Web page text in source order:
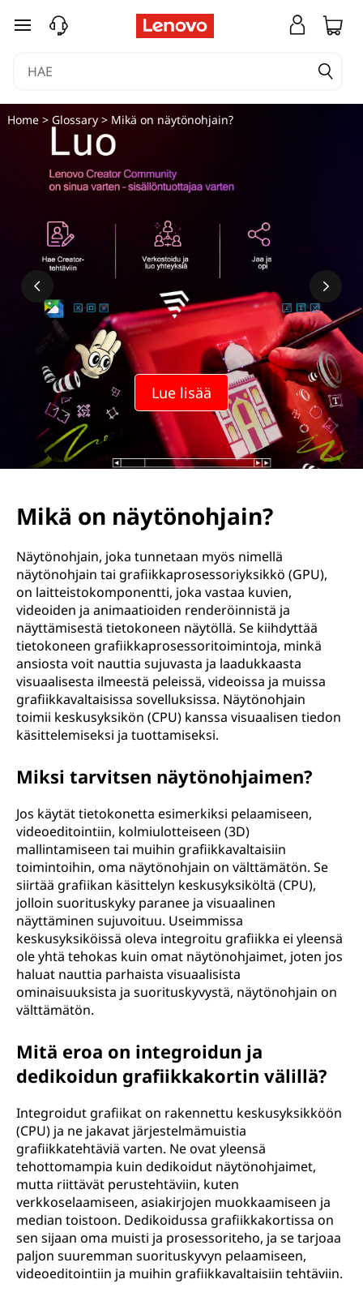
siirry pääsisältöön
Lue lisää
Home> Glossary> Mikä on näytönohjain?
Mikä on näytönohjain?
Näytönohjain, joka tunnetaan myös nimellä
näytönohjain tai grafiikkaprosessoriyksikkö (GPU),
on laitteistokomponentti, joka vastaa kuvien,
videoiden ja animaatioiden renderöinnistä ja
näyttämisestä tietokoneen näytöllä. Se kiihdyttää
tietokoneen grafiikkaprosessoritoimintoja, minkä
ansiosta voit nauttia sujuvasta ja laadukkaasta
visuaalisesta ilmeestä peleissä, videoissa ja muissa
grafiikkavaltaisissa sovelluksissa. Näytönohjain
toimii keskusyksikön (CPU) kanssa visuaalisen tiedon
käsittelemiseksi ja tuottamiseksi.
Miksi tarvitsen näytönohjaimen?
Jos käytät tietokonetta esimerkiksi pelaamiseen,
videoeditointiin, kolmiulotteiseen (3D)
mallintamiseen tai muihin grafiikkavaltaisiin
toimintoihin, oma näytönohjain on välttämätön. Se
siirtää grafiikan käsittelyn keskusyksiköltä (CPU),
jolloin suorituskyky paranee ja visuaalinen
näyttäminen sujuvoituu. Useimmissa
keskusyksiköissä oleva integroitu grafiikka ei yleensä
ole yhtä tehokas kuin omat näytönohjaimet, joten jos
haluat nauttia parhaista visuaalisista
ominaisuuksista ja suorituskyvystä, näytönohjain on
välttämätön.
Mitä eroa on integroidun ja
dedikoidun grafiikkakortin välillä?
Integroidut grafiikat on rakennettu keskusyksikköön
(CPU) ja ne jakavat järjestelmämuistia
grafiikkatehtäviä varten. Ne ovat yleensä
tehottomampia kuin dedikoidut näytönohjaimet,
mutta riittävät perustehtäviin, kuten
verkkoselaamiseen, asiakirjojen muokkaamiseen ja
median toistoon. Dedikoidussa grafiikkakortissa on
sen sijaan oma muisti ja prosessoriteho, ja se tarjoaa
paljon suuremman suorituskyvyn pelaamiseen,
videoeditointiin ja muihin grafiikkavaltaisiin tehtäviin.